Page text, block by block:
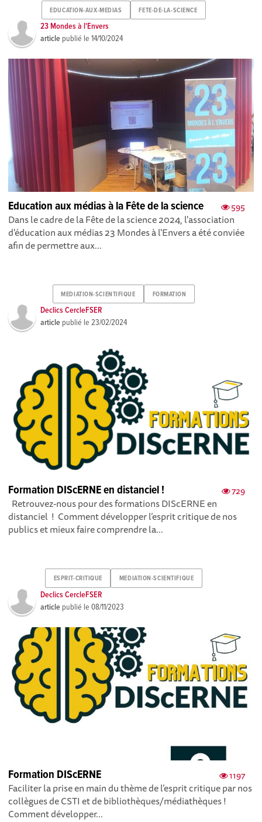
EDUCATION-AUX-MEDIAS FETE-DE-LA-SCIENCE
23 Mondes à l'Envers
article publié le14/10/2024
595
Education aux médias à la Fête de la science
Dans le cadre de la Fête de la science 2024, l'association
d'éducation aux médias 23 Mondes à l'Envers a été conviée
afin de permettre aux...
MEDIATION-SCIENTIFIQUE FORMATION
Declics CercleFSER
article publié le23/02/2024
729
Formation DIScERNE en distanciel !
Retrouvez-nous pour des formations DIScERNE en
distanciel ! Comment développer l’esprit critique de nos
publics et mieux faire comprendre la...
ESPRIT-CRITIQUE MEDIATION-SCIENTIFIQUE
Declics CercleFSER
article publié le08/11/2023
1197
Formation DIScERNE
Faciliter la prise en main du thème de l’esprit critique par nos
collègues de CSTI et de bibliothèques/médiathèques !
Comment développer...